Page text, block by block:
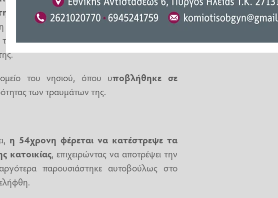
κλείδωσε σε δωμάτιο, αφήνοντάς την
σοβαρότητα της κατάστασής της, η γυναίκα
της και να καλέσει το ΕΚΑΒ, γεγονός που
του νησιού, όπου υποβλήθηκε σε
των τραυμάτων της.
η 54χρονη φέρεται να κατέστρεψε τα
κατοικίας, επιχειρώντας να αποτρέψει την
παρουσιάστηκε αυτοβούλως στο